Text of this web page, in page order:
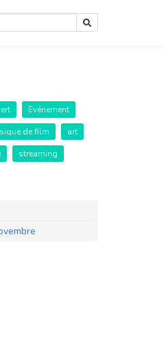
Evénement
de film
art
streaming